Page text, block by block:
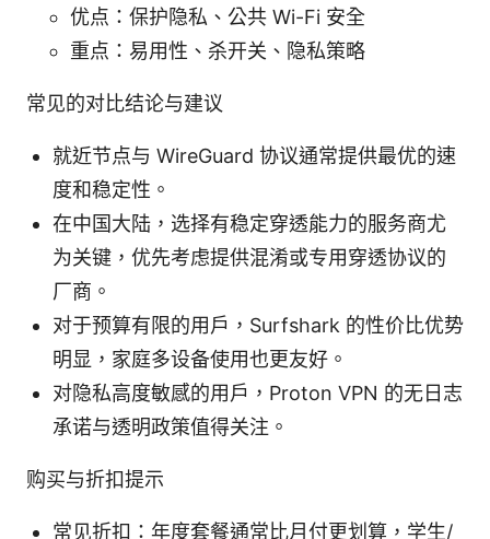
优点：保护隐私、公共 Wi-Fi 安全
重点：易用性、杀开关、隐私策略
常见的对比结论与建议
就近节点与 WireGuard 协议通常提供最优的速
度和稳定性。
在中国大陆，选择有稳定穿透能力的服务商尤
为关键，优先考虑提供混淆或专用穿透协议的
厂商。
对于预算有限的用户，Surfshark 的性价比优势
明显，家庭多设备使用也更友好。
对隐私高度敏感的用户，Proton VPN 的无日志
承诺与透明政策值得关注。
购买与折扣提示
常见折扣：年度套餐通常比月付更划算，学生/